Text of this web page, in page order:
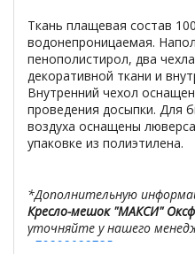
Ткань плащевая состав
водонепроницаемая.
пенополистирол, два
декоративной ткани и
Внутренний чехол
проведения досыпки. Для
воздуха оснащены
упаковке из полиэтилена.
*Дополнительную
Кресло-мешок "МАКСИ"
уточняйте у нашего
+79292022735